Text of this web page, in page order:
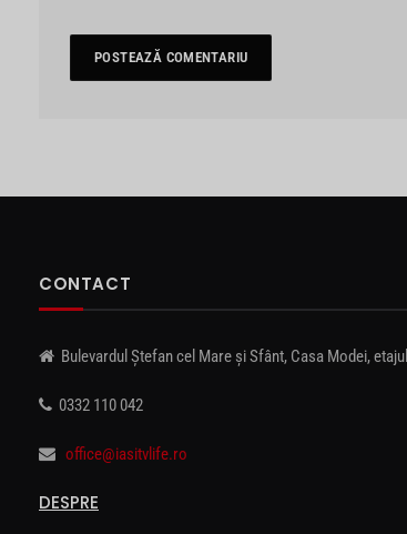
CONTACT
Bulevardul Ștefan cel Mare și Sfânt, Casa Modei,
0332 110 042
office@iasitvlife.ro
DESPRE